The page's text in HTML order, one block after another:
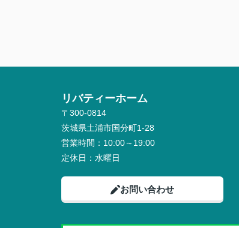
リバティーホーム
〒300-0814
茨城県土浦市国分町1-28
営業時間： 10:00～19:00
定休日： 水曜日
お問い合わせ